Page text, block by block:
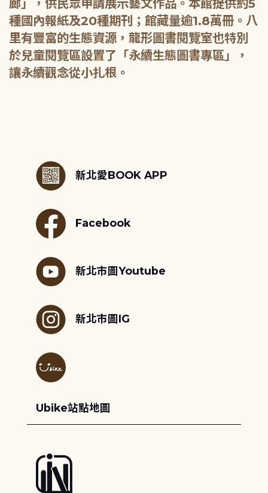
廊」，供民眾申請展示藝文作品。本館提供約5
種國內報紙及20種期刊；館藏量逾1.8萬冊。八
里有豐富的生態資源，龍形圖書閱覽室也特別
於兒童閱覽區設置了「永續生態圖書專區」，
新北愛BOOK APP
Facebook
新北市圖Youtube
新北市圖IG
Ubike站點地圖